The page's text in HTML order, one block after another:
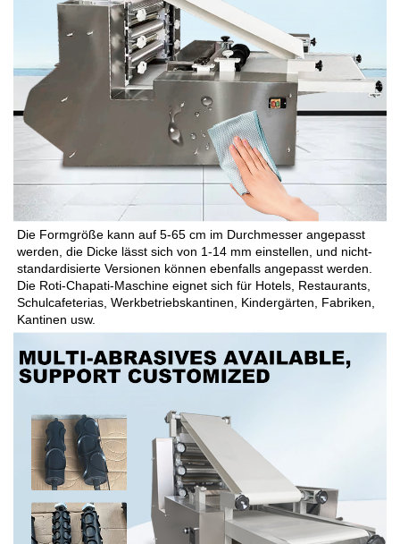
Die Formgröße kann auf 5-65 cm im Durchmesser angepasst
werden, die Dicke lässt sich von 1-14 mm einstellen, und nicht-
standardisierte Versionen können ebenfalls angepasst werden.
Die Roti-Chapati-Maschine eignet sich für Hotels, Restaurants,
Schulcafeterias, Werkbetriebskantinen, Kindergärten, Fabriken,
Kantinen usw.